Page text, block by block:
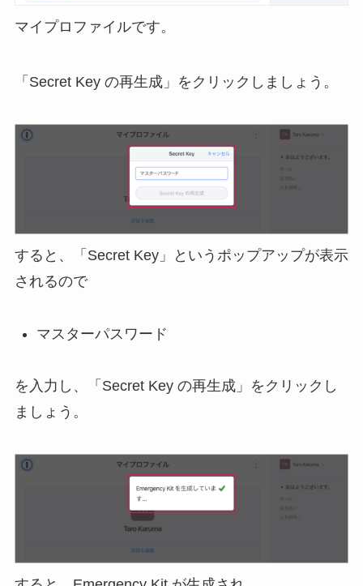
マイプロファイルです。
「Secret Key の再生成」をクリックしましょう。
すると、「Secret Key」というポップアップが表示
されるので
マスターパスワード
を入力し、「Secret Key の再生成」をクリックし
ましょう。